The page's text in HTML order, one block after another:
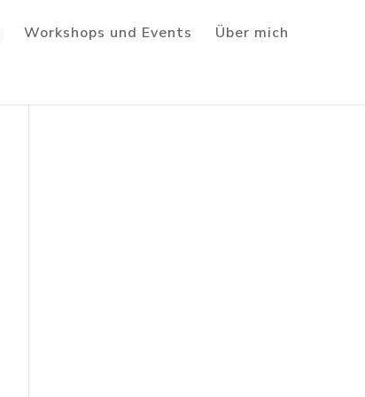
Workshops und Events
Über mich